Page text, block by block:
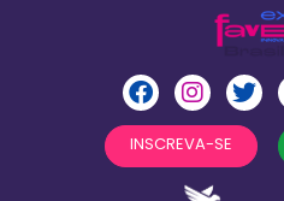
INSCREVA-SE